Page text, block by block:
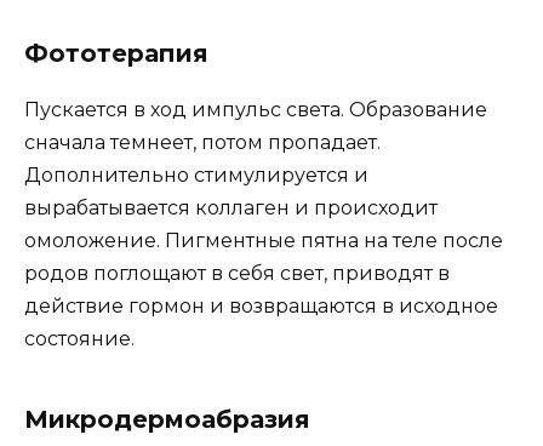
Фототерапия
Пускается в ход импульс света. Образование
сначала темнеет, потом пропадает.
Дополнительно стимулируется и
вырабатывается коллаген и происходит
омоложение. Пигментные пятна на теле после
родов поглощают в себя свет, приводят в
действие гормон и возвращаются в исходное
состояние.
Микродермоабразия